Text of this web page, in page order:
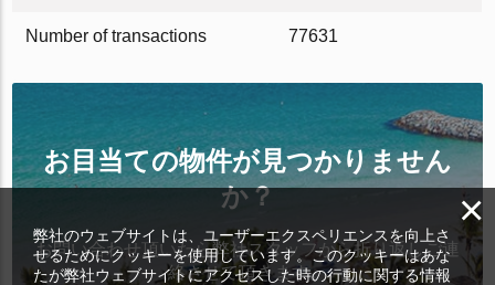
Number of transactions 77631
お目当ての物件が見つかりません
か？
お問い合わせ頂いたら弊社スタッフから折り返しご連
絡させて頂きます。
×
弊社のウェブサイトは、ユーザーエクスペリエンスを向上さ
せるためにクッキーを使用しています。このクッキーはあな
たが弊社ウェブサイトにアクセスした時の行動に関する情報